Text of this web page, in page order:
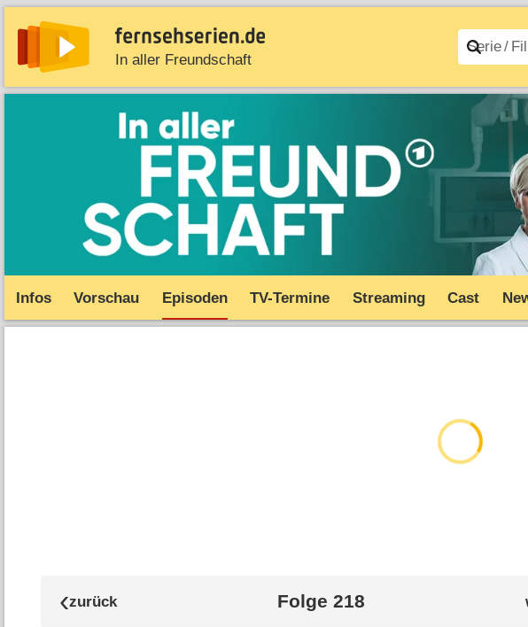
In aller Freundschaft
News Entdecken Streaming Filme A–Z
Infos Vorschau Episoden TV-Termine Streaming Cast
Folge 218